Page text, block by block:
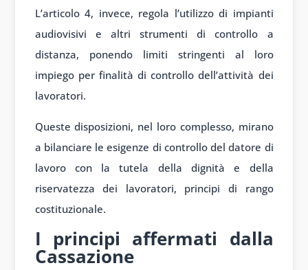
L’articolo 4, invece, regola l’utilizzo di impianti
audiovisivi e altri strumenti di controllo a
distanza, ponendo limiti stringenti al loro
impiego per finalità di controllo dell’attività dei
lavoratori.
Queste disposizioni, nel loro complesso, mirano
a bilanciare le esigenze di controllo del datore di
lavoro con la tutela della dignità e della
riservatezza dei lavoratori, principi di rango
costituzionale.
I principi affermati dalla
Cassazione